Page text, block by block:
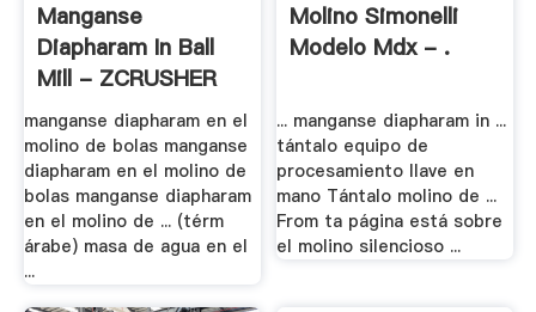
Manganse
Diapharam In Ball
Mill - ZCRUSHER
manganse diapharam en el
molino de bolas manganse
diapharam en el molino de
bolas manganse diapharam
en el molino de ... (térm
árabe) masa de agua en el
...
Molino Simonelli
Modelo Mdx - .
... manganse diapharam in ...
tántalo equipo de
procesamiento llave en
mano Tántalo molino de ...
From ta página está sobre
el molino silencioso ...